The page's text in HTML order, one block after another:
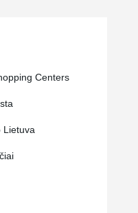
Centers
Lietuva